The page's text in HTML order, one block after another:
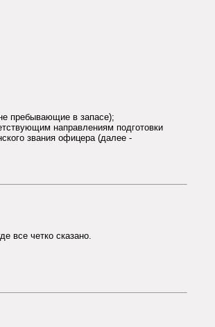
пребывающие в запасе);
направлениям подготовки
звания офицера (далее -
все четко сказано.